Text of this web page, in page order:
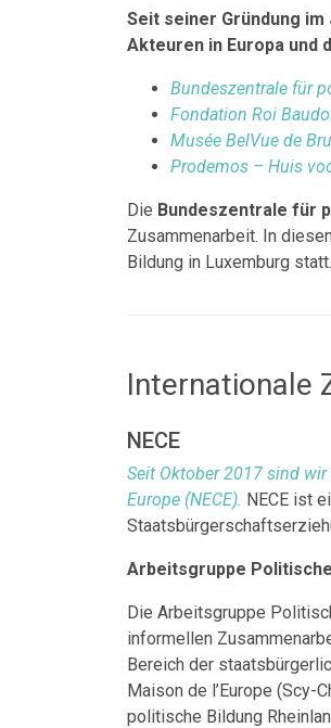
Seit seiner Gründung
Akteuren in Europa und
Bundeszentrale für
Fondation Roi
Musée BelVue de
Prodemos – Huis
Die Bundeszentrale für
Zusammenarbeit. In
Bildung in Luxemburg
Internationale
NECE
Seit Oktober 2017 sind
Europe (NECE). NECE ist
Arbeitsgruppe
Die Arbeitsgruppe
informellen
Bereich der
Maison de l’Europe (Scy-
politische Bildung